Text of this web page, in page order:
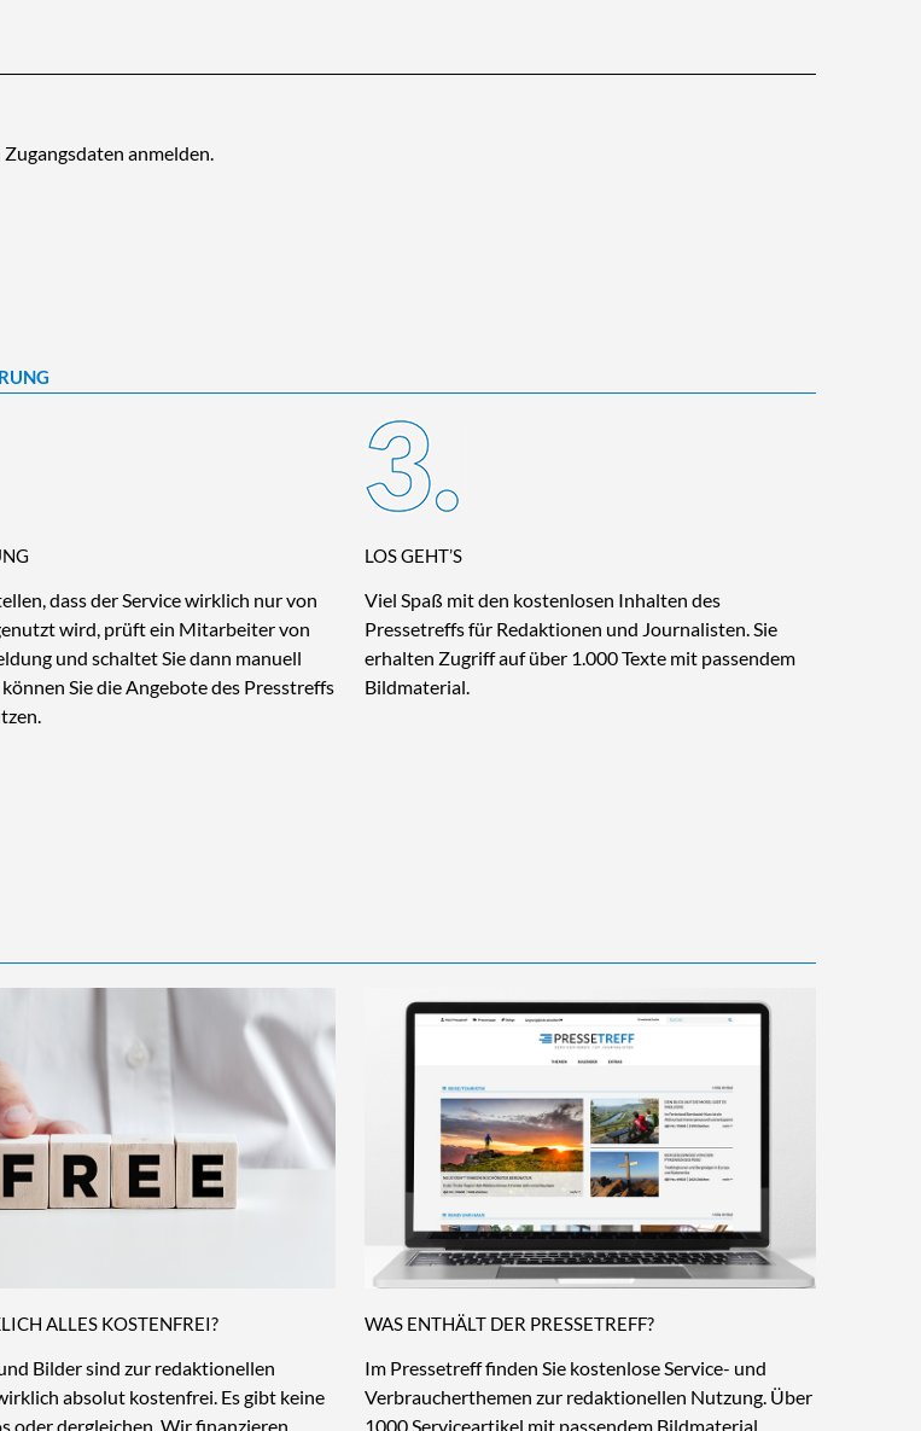
anmelden.
dass der Service wirklich nur von
wird, prüft ein Mitarbeiter von
und schaltet Sie dann manuell
Sie die Angebote des Presstreffs
LOS GEHT’S
Viel Spaß mit den kostenlosen Inhalten des
Pressetreffs für Redaktionen und Journalisten. Sie
erhalten Zugriff auf über 1.000 Texte mit passendem
Bildmaterial.
ALLES KOSTENFREI?
Bilder sind zur redaktionellen
absolut kostenfrei. Es gibt keine
oder dergleichen. Wir finanzieren
WAS ENTHÄLT DER PRESSETREFF?
Im Pressetreff finden Sie kostenlose Service- und
Verbraucherthemen zur redaktionellen Nutzung. Über
1000 Serviceartikel mit passendem Bildmaterial